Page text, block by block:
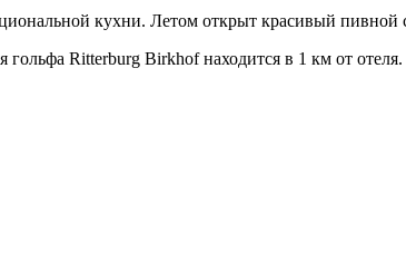
кухни. Летом открыт красивый пивной
Ritterburg Birkhof находится в 1 км от отеля.